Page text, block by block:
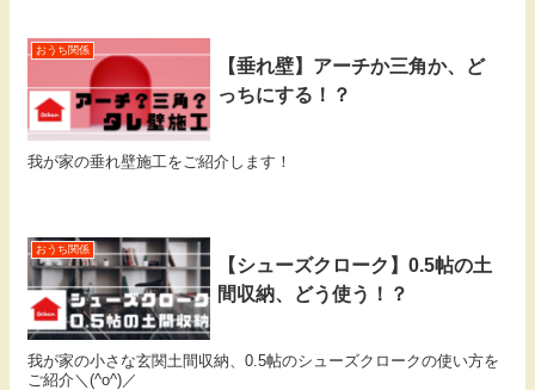
おうち関係
【垂れ壁】アーチか三角か、ど
っちにする！？
我が家の垂れ壁施工をご紹介します！
おうち関係
【シューズクローク】0.5帖の土
間収納、どう使う！？
我が家の小さな玄関土間収納、0.5帖のシューズクロークの使い方を
ご紹介＼(^o^)／